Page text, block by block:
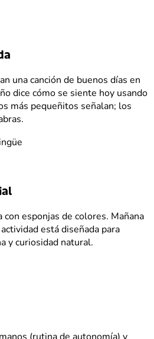
una canción de buenos días en
dice cómo se siente hoy usando
más pequeñitos señalan; los
con esponjas de colores. Mañana
está diseñada para
y curiosidad natural.